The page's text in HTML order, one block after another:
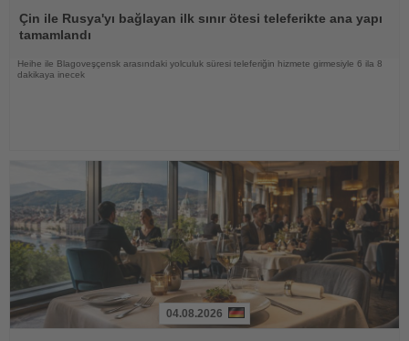
Oku
Çin ile Rusya'yı bağlayan ilk sınır ötesi teleferikte ana yapı
tamamlandı
Heihe ile Blagoveşçensk arasındaki yolculuk süresi teleferiğin hizmete girmesiyle 6 ila 8
dakikaya inecek
04.08.2026